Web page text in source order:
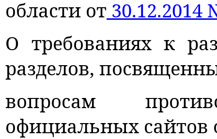
области от 30.12.2014
О требованиях к
разделов,
вопросам
официальных сайтов